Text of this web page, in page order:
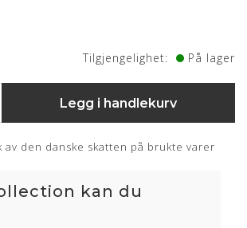
Tilgjengelighet: På lager
Legg i handlekurv
av den danske skatten på brukte varer
kan du